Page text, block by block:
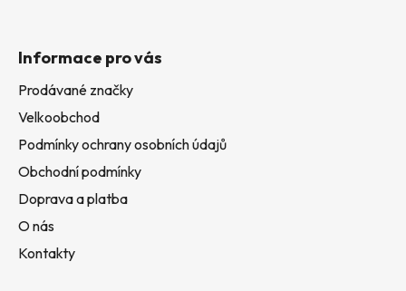
Informace pro vás
Prodávané značky
Velkoobchod
Podmínky ochrany osobních údajů
Obchodní podmínky
Doprava a platba
O nás
Kontakty